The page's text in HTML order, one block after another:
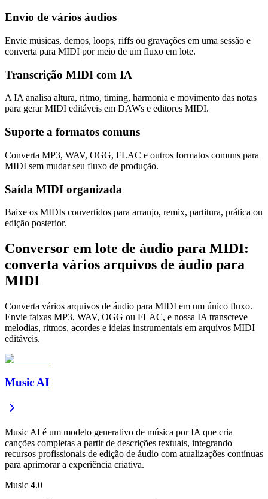
Envio de vários áudios
Envie músicas, demos, loops, riffs ou gravações em uma sessão e
converta para MIDI por meio de um fluxo em lote.
Transcrição MIDI com IA
A IA analisa altura, ritmo, timing, harmonia e movimento das notas
para gerar MIDI editáveis em DAWs e editores MIDI.
Suporte a formatos comuns
Converta MP3, WAV, OGG, FLAC e outros formatos comuns para
MIDI sem mudar seu fluxo de produção.
Saída MIDI organizada
Baixe os MIDIs convertidos para arranjo, remix, partitura, prática ou
edição posterior.
Conversor em lote de áudio para MIDI:
converta vários arquivos de áudio para
MIDI
Converta vários arquivos de áudio para MIDI em um único fluxo.
Envie faixas MP3, WAV, OGG ou FLAC, e nossa IA transcreve
melodias, ritmos, acordes e ideias instrumentais em arquivos MIDI
editáveis.
Music AI
Music AI é um modelo generativo de música por IA que cria
canções completas a partir de descrições textuais, integrando
recursos profissionais de edição de áudio com atualizações contínuas
para aprimorar a experiência criativa.
Music 4.0